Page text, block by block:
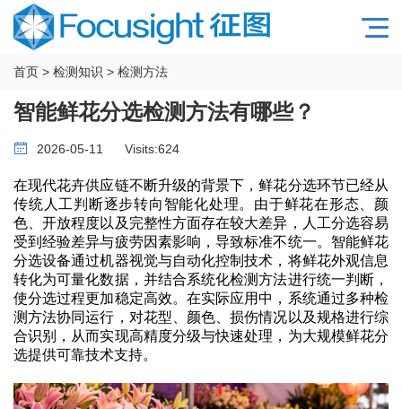
首页 > 检测知识 > 检测方法
智能鲜花分选检测方法有哪些？
2026-05-11 Visits:624
在现代花卉供应链不断升级的背景下，鲜花分选环节已经从
传统人工判断逐步转向智能化处理。由于鲜花在形态、颜
色、开放程度以及完整性方面存在较大差异，人工分选容易
受到经验差异与疲劳因素影响，导致标准不统一。智能鲜花
分选设备通过机器视觉与自动化控制技术，将鲜花外观信息
转化为可量化数据，并结合系统化检测方法进行统一判断，
使分选过程更加稳定高效。在实际应用中，系统通过多种检
测方法协同运行，对花型、颜色、损伤情况以及规格进行综
合识别，从而实现高精度分级与快速处理，为大规模鲜花分
选提供可靠技术支持。